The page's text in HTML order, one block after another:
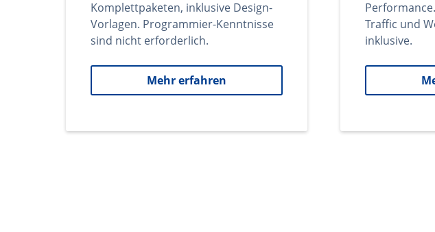
Komplettpaketen, inklusive Design-
Vorlagen. Programmier-Kenntnisse
sind nicht erforderlich.
Mehr erfahren
Traffic und
inklusive.